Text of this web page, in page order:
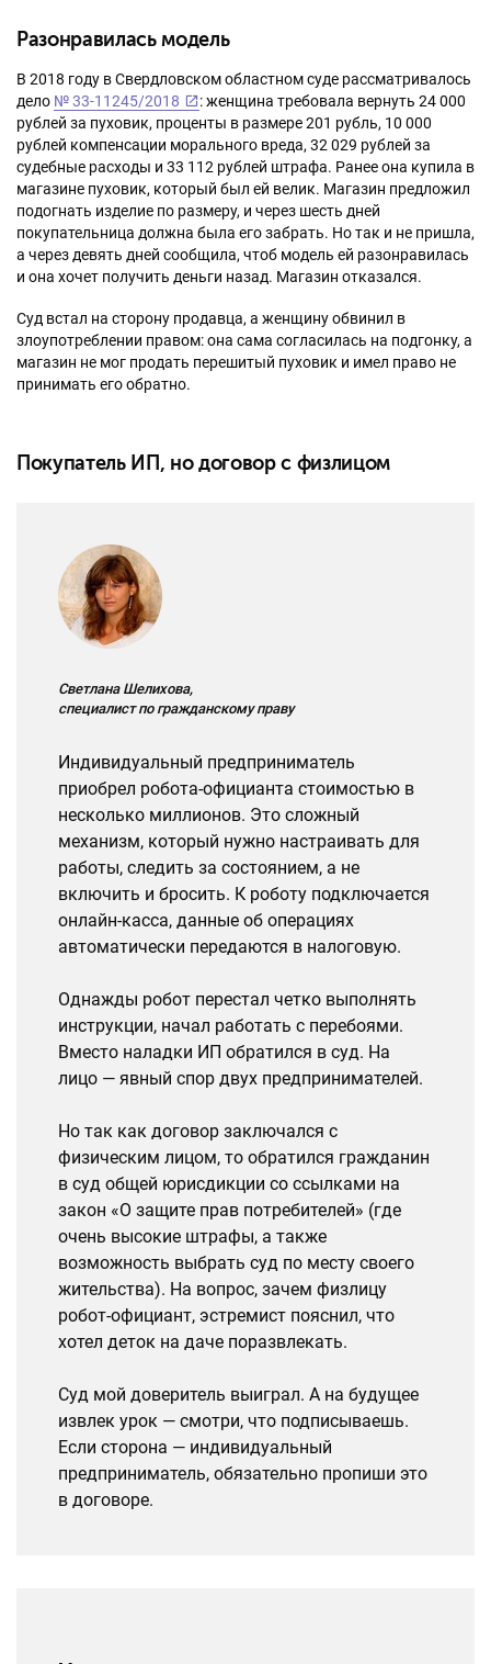
Разонравилась модель
В 2018 году в Свердловском областном суде рассматривалось
дело № 33-11245/2018
: женщина требовала вернуть 24 000
рублей за пуховик, проценты в размере 201 рубль, 10 000
рублей компенсации морального вреда, 32 029 рублей за
судебные расходы и 33 112 рублей штрафа. Ранее она купила в
магазине пуховик, который был ей велик. Магазин предложил
подогнать изделие по размеру, и через шесть дней
покупательница должна была его забрать. Но так и не пришла,
а через девять дней сообщила, чтоб модель ей разонравилась
и она хочет получить деньги назад. Магазин отказался.
Суд встал на сторону продавца, а женщину обвинил в
злоупотреблении правом: она сама согласилась на подгонку, а
магазин не мог продать перешитый пуховик и имел право не
принимать его обратно.
Покупатель ИП, но договор с физлицом
Светлана Шелихова,
специалист по гражданскому праву
Индивидуальный предприниматель
приобрел робота-официанта стоимостью в
несколько миллионов. Это сложный
механизм, который нужно настраивать для
работы, следить за состоянием, а не
включить и бросить. К роботу подключается
онлайн-касса, данные об операциях
автоматически передаются в налоговую.
Однажды робот перестал четко выполнять
инструкции, начал работать с перебоями.
Вместо наладки ИП обратился в суд. На
лицо — явный спор двух предпринимателей.
Но так как договор заключался с
физическим лицом, то обратился гражданин
в суд общей юрисдикции со ссылками на
закон «О защите прав потребителей» (где
очень высокие штрафы, а также
возможность выбрать суд по месту своего
жительства). На вопрос, зачем физлицу
робот-официант, эстремист пояснил, что
хотел деток на даче поразвлекать.
Суд мой доверитель выиграл. А на будущее
извлек урок — смотри, что подписываешь.
Если сторона — индивидуальный
предприниматель, обязательно пропиши это
в договоре.